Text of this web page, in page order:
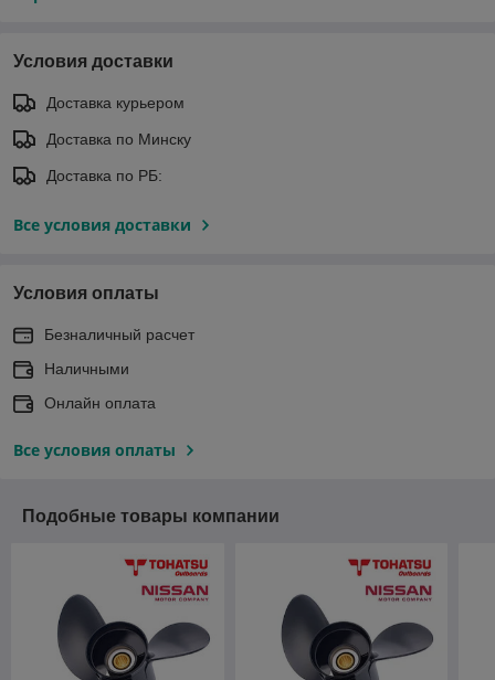
Условия доставки
Доставка курьером
Доставка по Минску
Доставка по РБ:
Все условия доставки
Условия оплаты
Безналичный расчет
Наличными
Онлайн оплата
Все условия оплаты
Подобные товары компании